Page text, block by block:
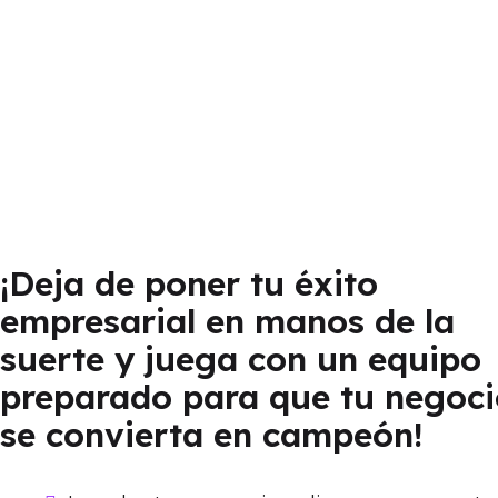
¡Deja de poner tu éxito
empresarial en manos de la
suerte y juega con un equipo
preparado para que tu
se convierta en campeón!